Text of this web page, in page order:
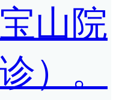
山院
）。